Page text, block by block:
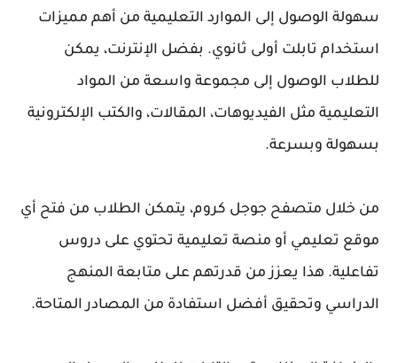
سهولة الوصول إلى الموارد التعليمية من أهم مميزات
استخدام تابلت أولى ثانوي. بفضل الإنترنت، يمكن
للطلاب الوصول إلى مجموعة واسعة من المواد
التعليمية مثل الفيديوهات، المقالات، والكتب الإلكترونية
بسهولة وبسرعة.
من خلال متصفح جوجل كروم، يتمكن الطلاب من فتح أي
موقع تعليمي أو منصة تعليمية تحتوي على دروس
تفاعلية. هذا يعزز من قدرتهم على متابعة المنهج
الدراسي وتحقيق أفضل استفادة من المصادر المتاحة.